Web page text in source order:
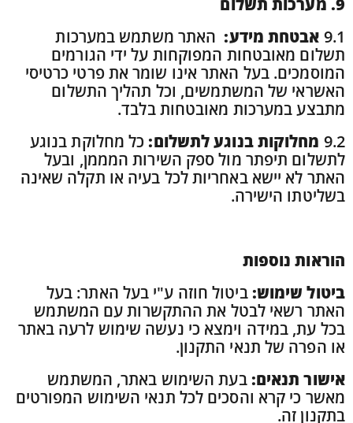
9. מערכות תשלום
9.1 אבטחת מידע: האתר משתמש במערכות
תשלום מאובטחות המפוקחות על ידי הגורמים
המוסמכים. בעל האתר אינו שומר את פרטי כרטיסי
האשראי של המשתמשים, וכל תהליך התשלום
מתבצע במערכות מאובטחות בלבד.
9.2 מחלוקות בנוגע לתשלום: כל מחלוקת בנוגע
לתשלום תיפתר מול ספק השירות המממן, ובעל
האתר לא יישא באחריות לכל בעיה או תקלה שאינה
בשליטתו הישירה.
הוראות נוספות
ביטול שימוש: ביטול חוזה ע"י בעל האתר: בעל
האתר רשאי לבטל את ההתקשרות עם המשתמש
בכל עת, במידה וימצא כי נעשה שימוש לרעה באתר
או הפרה של תנאי התקנון.
אישור תנאים: בעת השימוש באתר, המשתמש
מאשר כי קרא והסכים לכל תנאי השימוש המפורטים
בתקנון זה.